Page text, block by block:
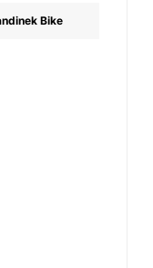
Bike